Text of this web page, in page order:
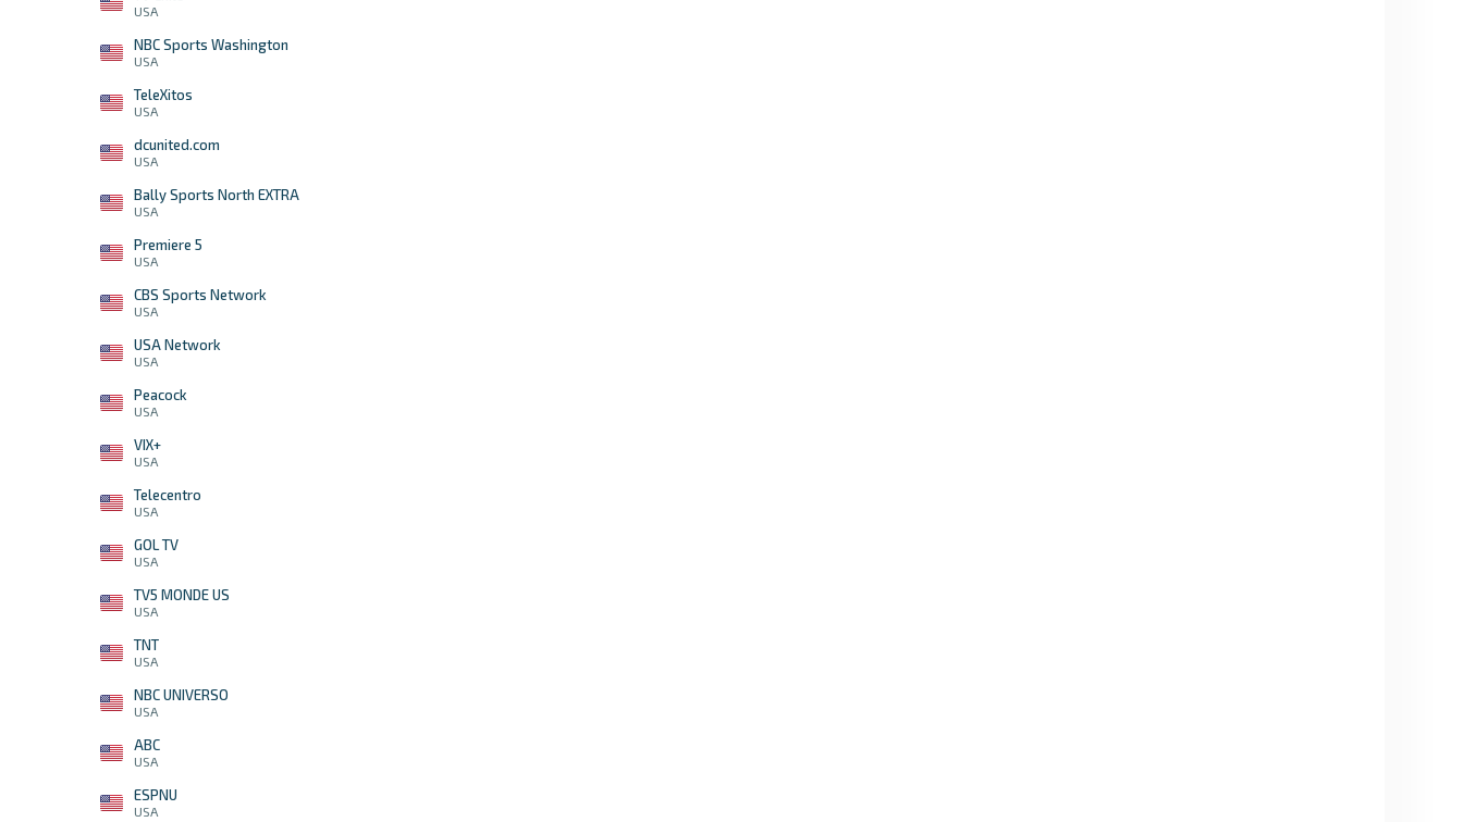
USA
NBC Sports Washington
USA
TeleXitos
USA
dcunited.com
USA
Bally Sports North EXTRA
USA
Premiere 5
USA
CBS Sports Network
USA
USA Network
USA
Peacock
USA
VIX+
USA
Telecentro
USA
GOL TV
USA
TV5 MONDE US
USA
TNT
USA
NBC UNIVERSO
USA
ABC
USA
ESPNU
USA